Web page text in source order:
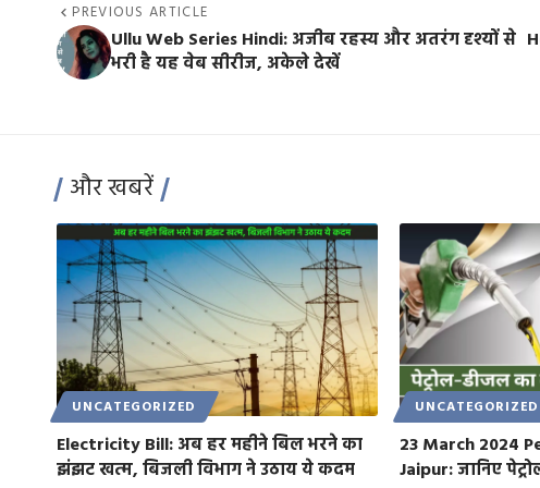
PREVIOUS ARTICLE
Ullu Web Series Hindi: अजीब रहस्य और अतरंग दृश्यों से
भरी है यह वेब सीरीज, अकेले देखें
और खबरें
UNCATEGORIZED
Electricity Bill: अब हर महीने बिल भरने का
झंझट खत्म, बिजली विभाग ने उठाय ये कदम
UNCATEGORIZED
23 March 2024
Jaipur: जानिए